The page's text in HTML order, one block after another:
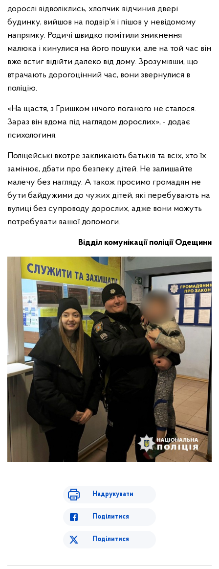
дорослі відволіклись, хлопчик відчинив двері
будинку, вийшов на подвір’я і пішов у невідомому
напрямку. Родичі швидко помітили зникнення
малюка і кинулися на його пошуки, але на той час він
вже встиг відійти далеко від дому. Зрозумівши, що
втрачають дорогоцінний час, вони звернулися в
поліцію.
«На щастя, з Гришком нічого поганого не сталося.
Зараз він вдома під наглядом дорослих», - додає
психологиня.
Поліцейські вкотре закликають батьків та всіх, хто їх
замінює, дбати про безпеку дітей. Не залишайте
малечу без нагляду. А також просимо громадян не
бути байдужими до чужих дітей, які перебувають на
вулиці без супроводу дорослих, адже вони можуть
потребувати вашої допомоги.
Відділ комунікації поліції Одещини
Надрукувати
Поділитися
Поділитися